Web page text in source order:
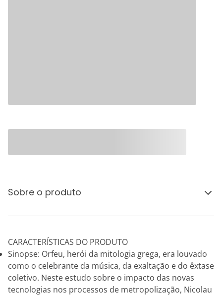
Sobre o produto
CARACTERÍSTICAS DO PRODUTO
Sinopse: Orfeu, herói da mitologia grega, era louvado
como o celebrante da música, da exaltação e do êxtase
coletivo. Neste estudo sobre o impacto das novas
tecnologias nos processos de metropolização, Nicolau